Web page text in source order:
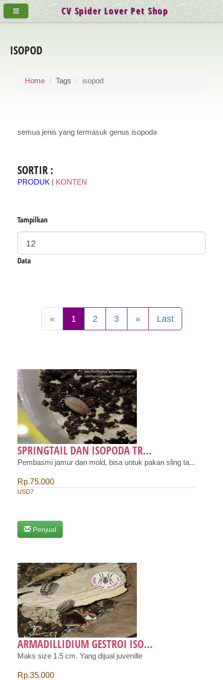
ISOPOD
Home Tags isopod
semua jenis yang termasuk genus isopoda
SORTIR :
PRODUK KONTEN
Tampilkan
Data
« 1 2 3 » Last
SPRINGTAIL DAN ISOPODA TR...
Pembasmi jamur dan mold, bisa untuk pakan sling ta...
Rp.75.000
USD7
Penjual
ARMADILLIDIUM GESTROI ISO...
Maks size 1.5 cm. Yang dijual juvenille
Rp.35.000
CV Spider Lover Pet Shop